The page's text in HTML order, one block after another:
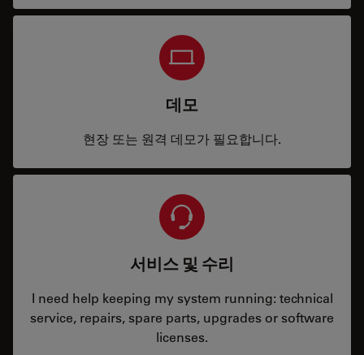
데모
현장 또는 원격 데모가 필요합니다.
서비스 및 수리
I need help keeping my system running: technical
service, repairs, spare parts, upgrades or software
licenses.